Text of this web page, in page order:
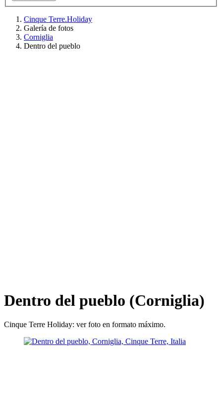
Cinque Terre.Holiday
Galería de fotos
Corniglia
Dentro del pueblo
Dentro del pueblo (Corniglia)
Cinque Terre Holiday: ver foto en formato máximo.